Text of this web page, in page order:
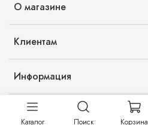
О магазине
Клиентам
Информация
Каталог Поиск Корзина